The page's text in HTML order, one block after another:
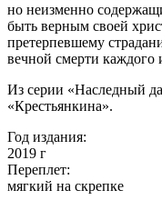
но неизменно
быть верным своей
претерпевшему
вечной смерти каждого
Из серии «Наследный
«Крестьянкина».
Год издания:
2019 г
Переплет:
мягкий на скрепке